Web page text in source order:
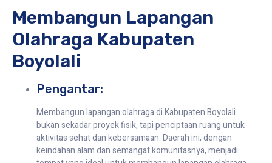
Membangun Lapangan
Olahraga Kabupaten
Boyolali
Pengantar:
Membangun lapangan olahraga di Kabupaten Boyolali
bukan sekadar proyek fisik, tapi penciptaan ruang untuk
aktivitas sehat dan kebersamaan. Daerah ini, dengan
keindahan alam dan semangat komunitasnya, menjadi